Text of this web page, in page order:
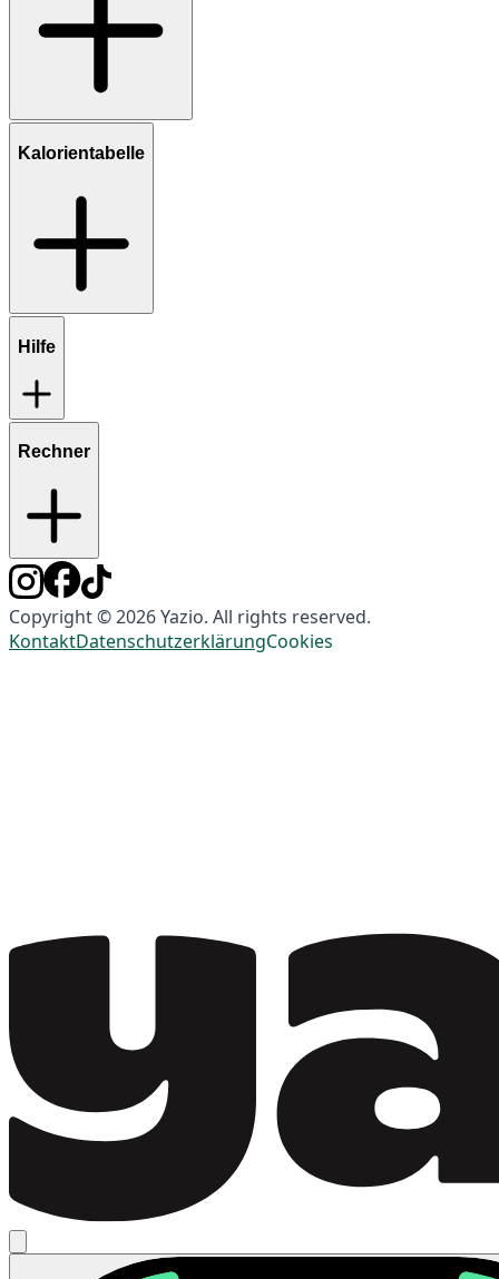
Kalorientabelle
Hilfe
Rechner
Copyright © 2026 Yazio. All rights reserved.
KontaktDatenschutzerklärungCookies